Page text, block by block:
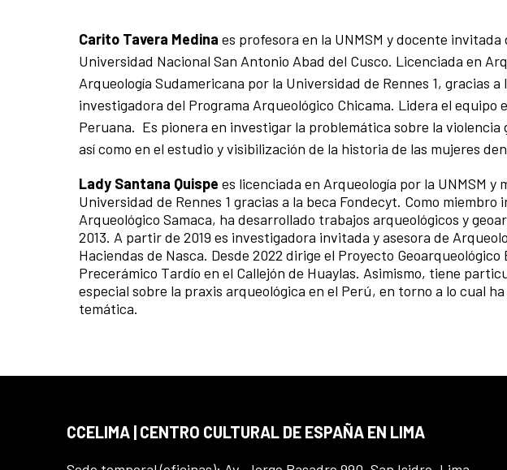
Carito Tavera Medina es profesora en la UNMSM y docente
Universidad Nacional San Antonio Abad del Cusco. Licenciada en
Arqueología Sudamericana por la Universidad de Rennes 1, gracias
investigadora del Programa Arqueológico Chicama. Lidera el equipo
Peruana. Es pionera en investigar la problemática sobre la
así como en el estudio y visibilización de la historia de las mujeres
Lady Santana Quispe es licenciada en Arqueología por la UNMSM
Universidad de Rennes 1 gracias a la beca Fondecyt. Como
Arqueológico Samaca, ha desarrollado trabajos arqueológicos y
2013. A partir de 2019 es investigadora invitada y asesora de
Haciendas de Nasca. Desde 2022 dirige el Proyecto
Precerámico Tardío en el Callejón de Huaylas. Asimismo, tiene
especial sobre la praxis arqueológica en el Perú, en torno a lo cual
temática.
CCELIMA | CENTRO CULTURAL DE ESPAÑA EN LIMA